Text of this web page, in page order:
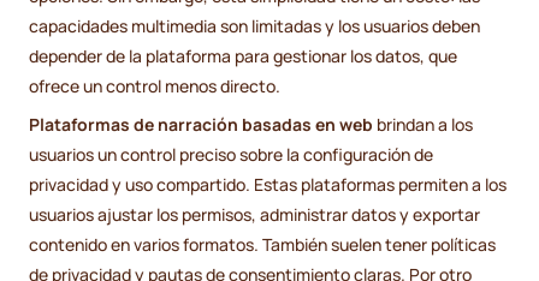
capacidades multimedia son limitadas y los usuarios deben
depender de la plataforma para gestionar los datos, que
ofrece un control menos directo.
Plataformas de narración basadas en web brindan a los
usuarios un control preciso sobre la configuración de
privacidad y uso compartido. Estas plataformas permiten a los
usuarios ajustar los permisos, administrar datos y exportar
contenido en varios formatos. También suelen tener políticas
de privacidad y pautas de consentimiento claras. Por otro